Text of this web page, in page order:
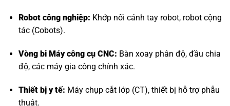
Robot công nghiệp: Khớp nối cánh tay robot, robot cộng
tác (Cobots).
Vòng bi Máy công cụ CNC: Bàn xoay phân độ, đầu chia
độ, các máy gia công chính xác.
Thiết bị y tế: Máy chụp cắt lớp (CT), thiết bị hỗ trợ phẫu
thuật.